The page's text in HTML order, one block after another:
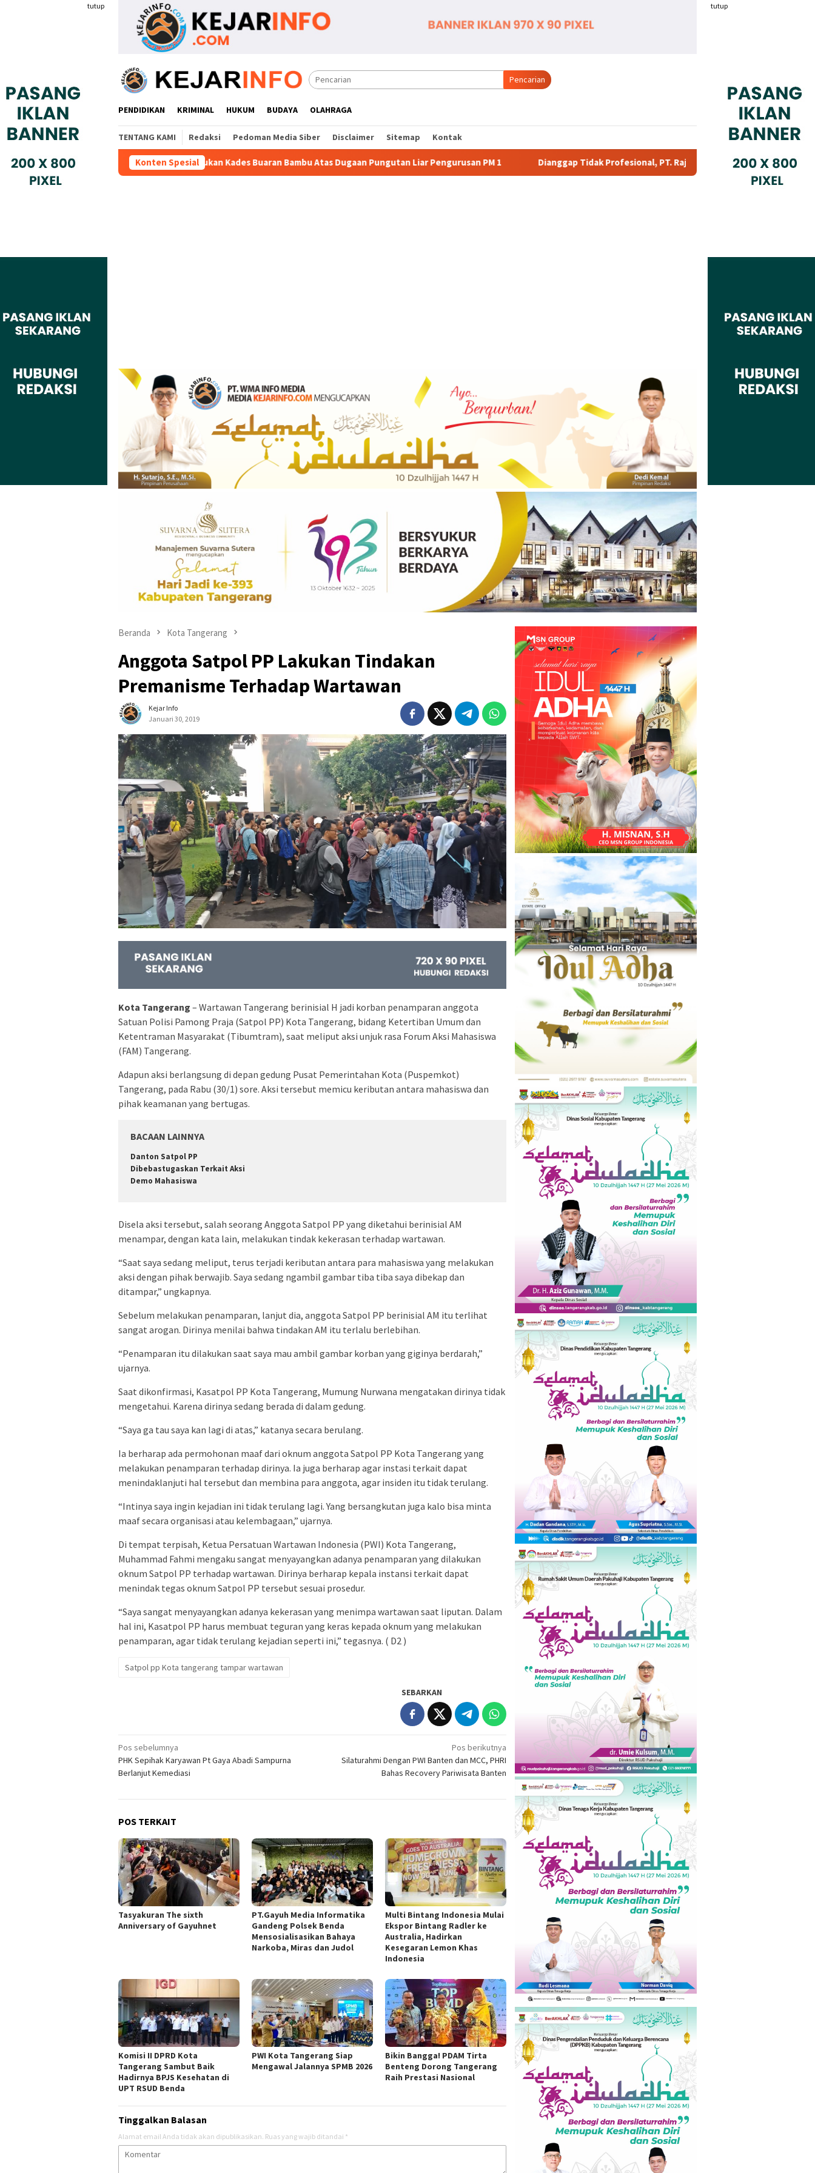
tutup tutup
Pencarian
PENDIDIKAN KRIMINAL HUKUM BUDAYA OLAHRAGA
TENTANG KAMI Redaksi Pedoman Media Siber Disclaimer Sitemap Kontak
Konten Spesial
Warga Adukan Kades Buaran Bambu Atas Dugaan Pungutan Liar Pengurusan PM 1 Dianggap Tidak Profesional, PT. Rajeg Media Telekomunikasi Jadi Sorotan Pelanggan
Beranda Kota Tangerang
Anggota Satpol PP Lakukan Tindakan
Premanisme Terhadap Wartawan
Kejar Info
Januari 30, 2019
Kota Tangerang – Wartawan Tangerang berinisial H jadi korban penamparan anggota
Satuan Polisi Pamong Praja (Satpol PP) Kota Tangerang, bidang Ketertiban Umum dan
Ketentraman Masyarakat (Tibumtram), saat meliput aksi unjuk rasa Forum Aksi Mahasiswa
(FAM) Tangerang.
Adapun aksi berlangsung di depan gedung Pusat Pemerintahan Kota (Puspemkot)
Tangerang, pada Rabu (30/1) sore. Aksi tersebut memicu keributan antara mahasiswa dan
pihak keamanan yang bertugas.
BACAAN LAINNYA
Danton Satpol PP
Dibebastugaskan Terkait Aksi
Demo Mahasiswa
Disela aksi tersebut, salah seorang Anggota Satpol PP yang diketahui berinisial AM
menampar, dengan kata lain, melakukan tindak kekerasan terhadap wartawan.
“Saat saya sedang meliput, terus terjadi keributan antara para mahasiswa yang melakukan
aksi dengan pihak berwajib. Saya sedang ngambil gambar tiba tiba saya dibekap dan
ditampar,” ungkapnya.
Sebelum melakukan penamparan, lanjut dia, anggota Satpol PP berinisial AM itu terlihat
sangat arogan. Dirinya menilai bahwa tindakan AM itu terlalu berlebihan.
“Penamparan itu dilakukan saat saya mau ambil gambar korban yang giginya berdarah,”
ujarnya.
Saat dikonfirmasi, Kasatpol PP Kota Tangerang, Mumung Nurwana mengatakan dirinya tidak
mengetahui. Karena dirinya sedang berada di dalam gedung.
“Saya ga tau saya kan lagi di atas,” katanya secara berulang.
Ia berharap ada permohonan maaf dari oknum anggota Satpol PP Kota Tangerang yang
melakukan penamparan terhadap dirinya. Ia juga berharap agar instasi terkait dapat
menindaklanjuti hal tersebut dan membina para anggota, agar insiden itu tidak terulang.
“Intinya saya ingin kejadian ini tidak terulang lagi. Yang bersangkutan juga kalo bisa minta
maaf secara organisasi atau kelembagaan,” ujarnya.
Di tempat terpisah, Ketua Persatuan Wartawan Indonesia (PWI) Kota Tangerang,
Muhammad Fahmi mengaku sangat menyayangkan adanya penamparan yang dilakukan
oknum Satpol PP terhadap wartawan. Dirinya berharap kepala instansi terkait dapat
menindak tegas oknum Satpol PP tersebut sesuai prosedur.
“Saya sangat menyayangkan adanya kekerasan yang menimpa wartawan saat liputan. Dalam
hal ini, Kasatpol PP harus membuat teguran yang keras kepada oknum yang melakukan
penamparan, agar tidak terulang kejadian seperti ini,” tegasnya. ( D2 )
Satpol pp Kota tangerang tampar wartawan
SEBARKAN
Navigasi
pos
Pos sebelumnya
PHK Sepihak Karyawan Pt Gaya Abadi Sampurna
Berlanjut Kemediasi
Pos berikutnya
Silaturahmi Dengan PWI Banten dan MCC, PHRI
Bahas Recovery Pariwisata Banten
POS TERKAIT
Tasyakuran The sixth
Anniversary of Gayuhnet
PT.Gayuh Media Informatika
Gandeng Polsek Benda
Mensosialisasikan Bahaya
Narkoba, Miras dan Judol
Multi Bintang Indonesia Mulai
Ekspor Bintang Radler ke
Australia, Hadirkan
Kesegaran Lemon Khas
Indonesia
Komisi II DPRD Kota
Tangerang Sambut Baik
Hadirnya BPJS Kesehatan di
UPT RSUD Benda
PWI Kota Tangerang Siap
Mengawal Jalannya SPMB 2026
Bikin Bangga! PDAM Tirta
Benteng Dorong Tangerang
Raih Prestasi Nasional
Tinggalkan Balasan
Alamat email Anda tidak akan dipublikasikan. Ruas yang wajib ditandai *